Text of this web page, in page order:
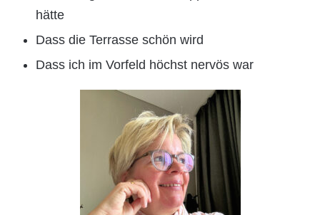
hätte
Dass die Terrasse schön wird
Dass ich im Vorfeld höchst nervös war